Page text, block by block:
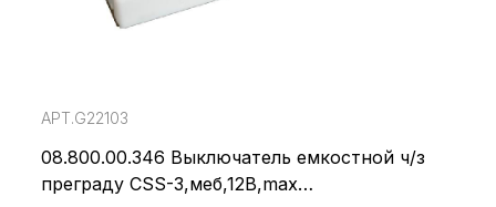
АРТ.G22103
08.800.00.346 Выключатель емкостной ч/з
преграду CSS-3,меб,12В,max